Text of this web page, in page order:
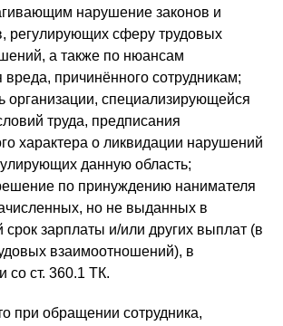
нарушение законов и
регулирующих сферу трудовых
а также по нюансам
причинённого сотрудникам;
организации, специализирующейся
труда, предписания
характера о ликвидации нарушений
данную область;
по принуждению нанимателя
но не выданных в
зарплаты и/или других выплат (в
взаимоотношений), в
со ст. 360.1 ТК.
при обращении сотрудника,